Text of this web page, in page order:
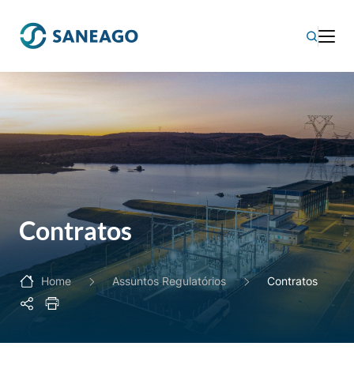
Contratos
Home Assuntos Regulatórios Contratos